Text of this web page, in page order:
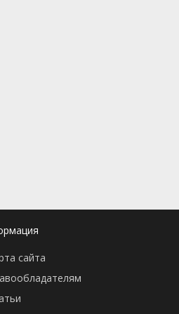
сайта